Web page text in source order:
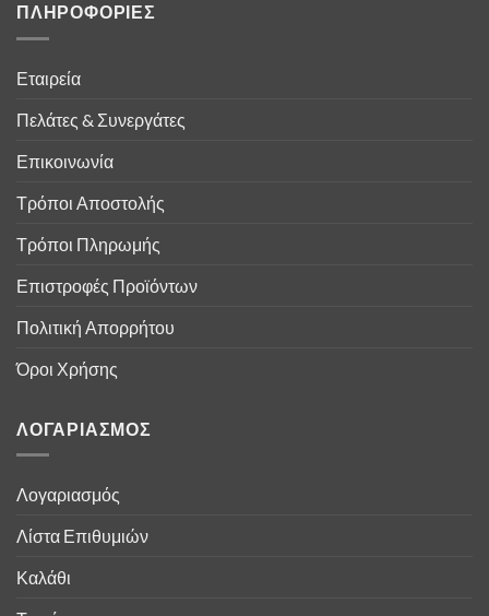
ΠΛΗΡΟΦΟΡΙΕΣ
Εταιρεία
Πελάτες & Συνεργάτες
Επικοινωνία
Τρόποι Αποστολής
Τρόποι Πληρωμής
Επιστροφές Προϊόντων
Πολιτική Απορρήτου
Όροι Χρήσης
ΛΟΓΑΡΙΑΣΜΟΣ
Λογαριασμός
Λίστα Επιθυμιών
Καλάθι